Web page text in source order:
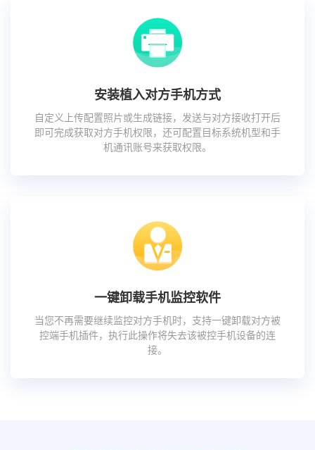
安装植入对方手机方式
自定义上传配置照片或生成链接，发送与对方接收打开后
即可完成获取对方手机权限，还可配置目标系统机型和手
机通讯账号来获取权限。
一键卸载手机监控软件
当您不再需要继续监控对方手机时，支持一键卸载对方被
控端手机插件，执行此操作将失去该被控手机设备的连
接。